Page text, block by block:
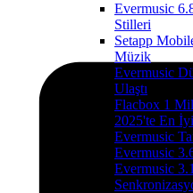
Evermusic
Stilleri
Setapp
Müzik
Evermusic
Ulaştı
Flacbox 1
2025'te En
Evermusic
Evermusic
Evermusic